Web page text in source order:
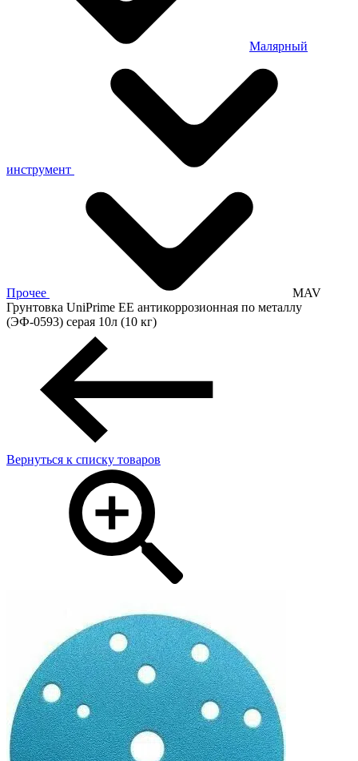
Малярный
инструмент
Прочее
MAV
Грунтовка UniPrime EE антикоррозионная по металлу
(ЭФ-0593) серая 10л (10 кг)
Вернуться к списку товаров